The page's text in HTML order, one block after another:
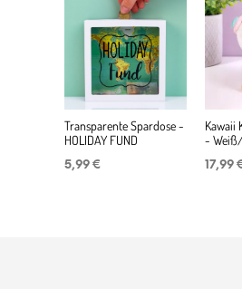
Transparente Spardose -
HOLIDAY FUND
5,99 €
Kawaii
-
17,99